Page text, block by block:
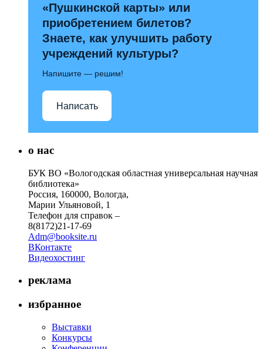
«Пушкинской карты» или
приобретением билетов?
Знаете, как улучшить работу
учреждений культуры?
Напишите — решим!
Написать
о нас
БУК ВО «Вологодская областная универсальная научная
библиотека»
Россия, 160000, Вологда,
Марии Ульяновой, 1
Телефон для справок –
8(8172)21-17-69
Adm@booksite.ru
ВКонтакте
Видеохостинг
реклама
избранное
Выставки
Конкурсы